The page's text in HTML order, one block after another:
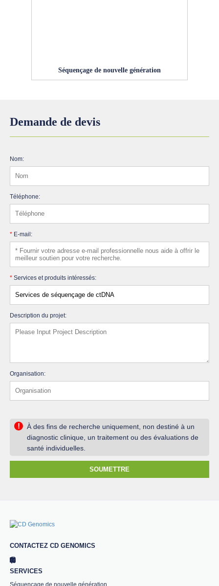
Séquençage de nouvelle génération
Demande de devis
Nom:
Téléphone:
* E-mail:
* Services et produits intéressés:
Description du projet:
Organisation:
!
À des fins de recherche uniquement, non destiné à un
diagnostic clinique, un traitement ou des évaluations de
santé individuelles.
SOUMETTRE
CONTACTEZ CD GENOMICS
SERVICES
Séquençage de nouvelle génération